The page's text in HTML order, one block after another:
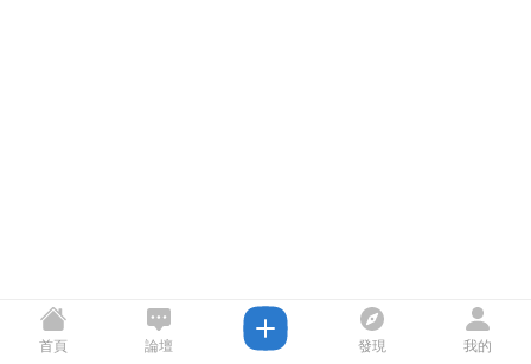
首頁 論壇 發現 我的